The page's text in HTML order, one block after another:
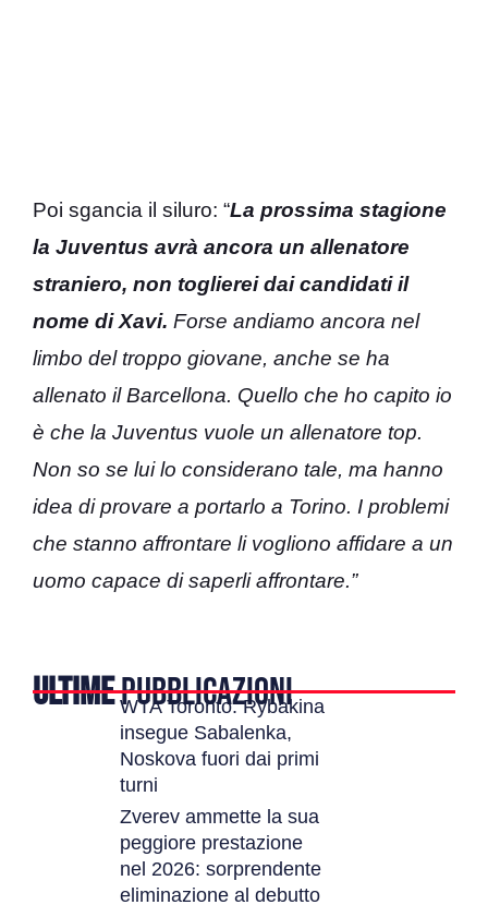
Poi sgancia il siluro: “La prossima stagione
la Juventus avrà ancora un allenatore
straniero, non toglierei dai candidati il
nome di Xavi. Forse andiamo ancora nel
limbo del troppo giovane, anche se ha
allenato il Barcellona. Quello che ho capito io
è che la Juventus vuole un allenatore top.
Non so se lui lo considerano tale, ma hanno
idea di provare a portarlo a Torino. I problemi
che stanno affrontare li vogliono affidare a un
uomo capace di saperli affrontare.”
ULTIMEPUBBLICAZIONI
WTA Toronto: Rybakina
insegue Sabalenka,
Noskova fuori dai primi
turni
Zverev ammette la sua
peggiore prestazione
nel 2026: sorprendente
eliminazione al debutto